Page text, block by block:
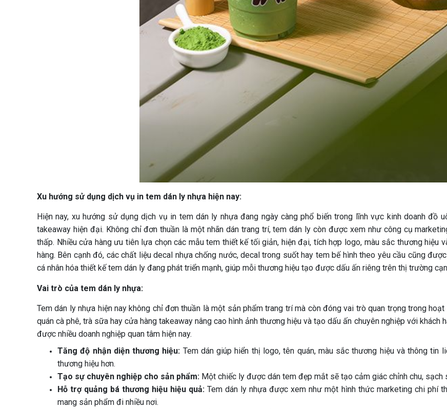
Xu hướng sử dụng dịch vụ in tem dán ly nhựa hiện nay:
Hiện nay, xu hướng sử dụng dịch vụ in tem dán ly nhựa đang ngày càng phổ biến trong lĩnh vực kinh doanh đồ
takeaway hiện đại. Không chỉ đơn thuần là một nhãn dán trang trí, tem dán ly còn được xem như công cụ
thấp. Nhiều cửa hàng ưu tiên lựa chọn các mẫu tem thiết kế tối giản, hiện đại, tích hợp logo, màu sắc thương hiệu
hàng. Bên cạnh đó, các chất liệu decal nhựa chống nước, decal trong suốt hay tem bế hình theo yêu cầu cũng
cá nhân hóa thiết kế tem dán ly đang phát triển mạnh, giúp mỗi thương hiệu tạo được dấu ấn riêng trên thị trường
Vai trò của tem dán ly nhựa:
Tem dán ly nhựa hiện nay không chỉ đơn thuần là một sản phẩm trang trí mà còn đóng vai trò quan trọng trong
quán cà phê, trà sữa hay cửa hàng takeaway nâng cao hình ảnh thương hiệu và tạo dấu ấn chuyên nghiệp với
được nhiều doanh nghiệp quan tâm hiện nay.
Tăng độ nhận diện thương hiệu: Tem dán giúp hiển thị logo, tên quán, màu sắc thương hiệu và thông tin
thương hiệu hơn.
Tạo sự chuyên nghiệp cho sản phẩm: Một chiếc ly được dán tem đẹp mắt sẽ tạo cảm giác chỉnh chu,
Hỗ trợ quảng bá thương hiệu hiệu quả: Tem dán ly nhựa được xem như một hình thức marketing chi phí
mang sản phẩm đi nhiều nơi.